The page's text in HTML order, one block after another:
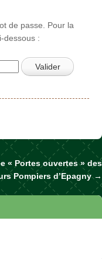
de passe. Pour la
dessous :
« Portes ouvertes » des
Pompiers d’Epagny→